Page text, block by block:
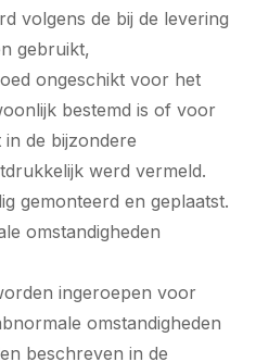
volgens de bij de levering
gebruikt,
ongeschikt voor het
bestemd is of voor
de bijzondere
werd vermeld.
gemonteerd en geplaatst.
omstandigheden
ingeroepen voor
omstandigheden
beschreven in de